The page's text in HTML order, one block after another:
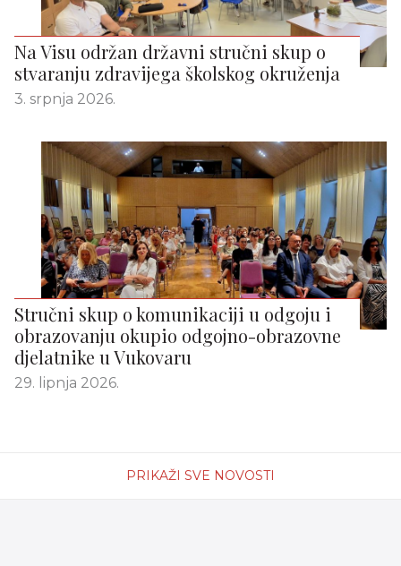
Na Visu održan državni stručni skup o
stvaranju zdravijega školskog okruženja
3. srpnja 2026.
Stručni skup o komunikaciji u odgoju i
obrazovanju okupio odgojno-obrazovne
djelatnike u Vukovaru
29. lipnja 2026.
PRIKAŽI SVE NOVOSTI